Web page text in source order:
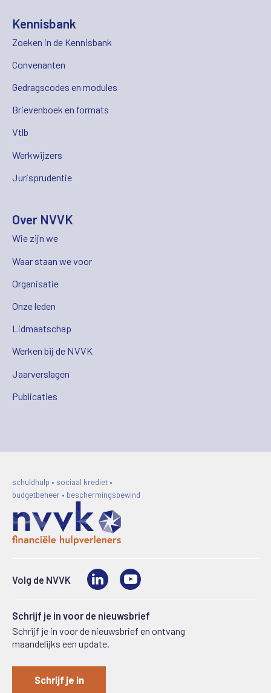
Kennisbank
Zoeken in de Kennisbank
Convenanten
Gedragscodes en modules
Brievenboek en formats
Vtlb
Werkwijzers
Jurisprudentie
Over NVVK
Wie zijn we
Waar staan we voor
Organisatie
Onze leden
Lidmaatschap
Werken bij de NVVK
Jaarverslagen
Publicaties
schuldhulp • sociaal krediet •
budgetbeheer • beschermingsbewind
Volg de NVVK LinkedIn
Schrijf je in voor de nieuwsbrief
Schrijf je in voor de nieuwsbrief en ontvang
maandelijks een update.
Schrijf je in